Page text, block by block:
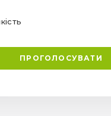
ПРОГОЛОСУВАТИ